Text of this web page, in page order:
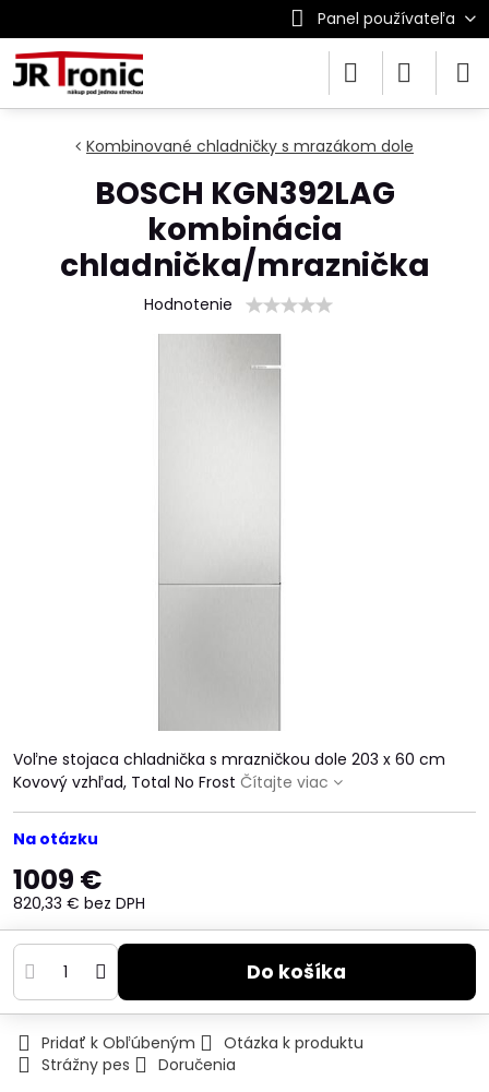
Panel používateľa
Kombinované chladničky s mrazákom dole
BOSCH KGN392LAG
kombinácia
chladnička/mraznička
Hodnotenie
Voľne stojaca chladnička s mrazničkou dole 203 x 60 cm
Kovový vzhľad, Total No Frost Čítajte viac
Na otázku
1009 €
820,33 € bez DPH
Do košíka
Pridať k Obľúbeným
Otázka k produktu
Strážny pes
Doručenia